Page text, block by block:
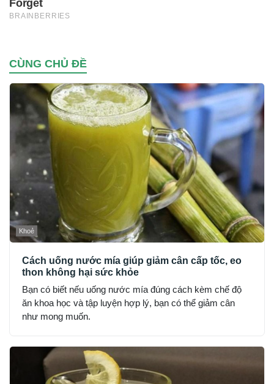
CÙNG CHỦ ĐỀ
Khoẻ
Cách uống nước mía giúp giảm cân cấp tốc, eo
thon không hại sức khỏe
Bạn có biết nếu uống nước mía đúng cách kèm chế độ
ăn khoa học và tập luyện hợp lý, bạn có thể giảm cân
như mong muốn.